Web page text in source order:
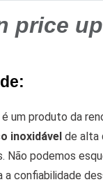
price
um produto da
inoxidável de alta
Não podemos
confiabilidade